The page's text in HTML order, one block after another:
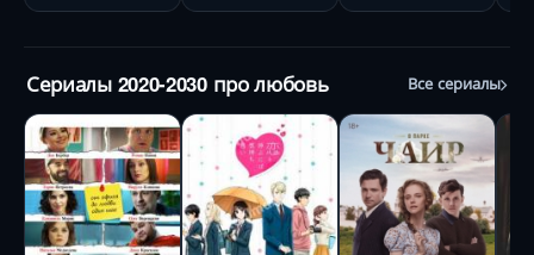
Сериалы 2020-2030 про любовь Все сериалы